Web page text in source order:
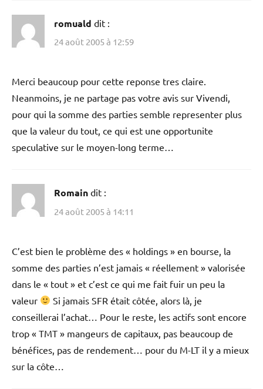
romuald dit :
24 août 2005 à 12:59
Merci beaucoup pour cette reponse tres claire.
Neanmoins, je ne partage pas votre avis sur Vivendi,
pour qui la somme des parties semble representer plus
que la valeur du tout, ce qui est une opportunite
speculative sur le moyen-long terme…
Romain dit :
24 août 2005 à 14:11
C’est bien le problème des « holdings » en bourse, la
somme des parties n’est jamais « réellement » valorisée
dans le « tout » et c’est ce qui me fait fuir un peu la
valeur
Si jamais SFR était côtée, alors là, je
conseillerai l’achat… Pour le reste, les actifs sont encore
trop « TMT » mangeurs de capitaux, pas beaucoup de
bénéfices, pas de rendement… pour du M-LT il y a mieux
sur la côte…